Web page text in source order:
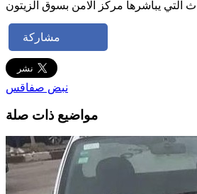
مشاركة
نبض صفاقس
مواضيع ذات صلة